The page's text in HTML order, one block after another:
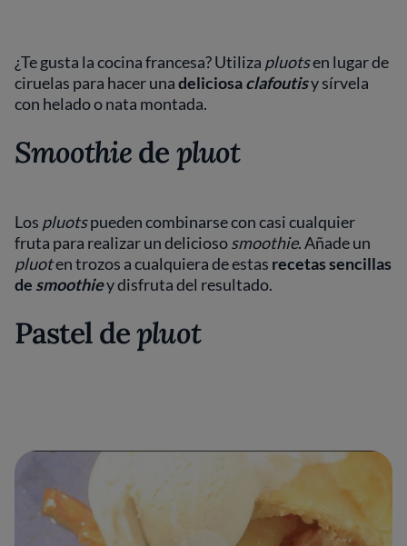
¿Te gusta la cocina francesa? Utiliza pluotsen lugar de
ciruelas para hacer unadeliciosaclafoutisy sírvela
con helado o nata montada.
Smoothiedepluot
Los pluotspueden combinarse con casi cualquier
fruta para realizar un deliciososmoothie. Añade un
pluoten trozos a cualquiera de estas recetas sencillas
de smoothiey disfruta del resultado.
Pastel depluot